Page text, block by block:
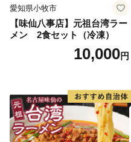
愛知県小牧市
【味仙八事店】元祖台湾ラー
メン 2食セット（冷凍）
10,000円